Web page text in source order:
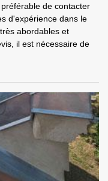
de contacter
d'expérience dans le
abordables et
il est nécessaire de